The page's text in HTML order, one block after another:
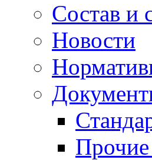
Состав и
Новости